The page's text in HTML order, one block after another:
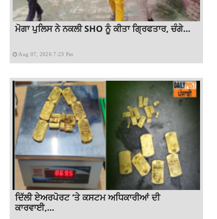
ਮੋਗਾ ਪੁਲਿਸ ਨੇ ਨਕਲੀ SHO ਨੂੰ ਕੀਤਾ ਗ੍ਰਿਫਤਾਰ, ਚੰਗੇ...
Aug 07, 2026 7:23 Pm
ਦਿੱਲੀ ਏਅਰਪੋਰਟ ‘ਤੇ ਕਸਟਮ ਅਧਿਕਾਰੀਆਂ ਦੀ
ਕਾਰਵਾਈ,...